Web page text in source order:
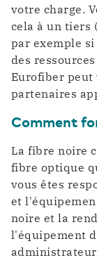
votre charge.
cela à un tiers
par exemple
des
Eurofiber peut
partenaires
Comment
La fibre noire
fibre optique
vous êtes
et
noire et la
l'équipement